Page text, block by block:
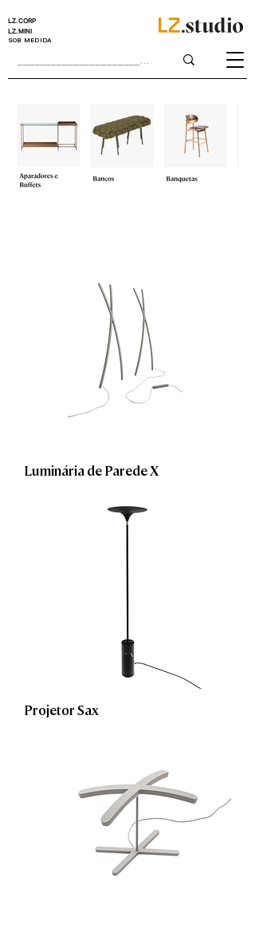
LZ.CORP
LZ.MINI
SOB MEDIDA
Luminária de Parede X
Projetor Sax